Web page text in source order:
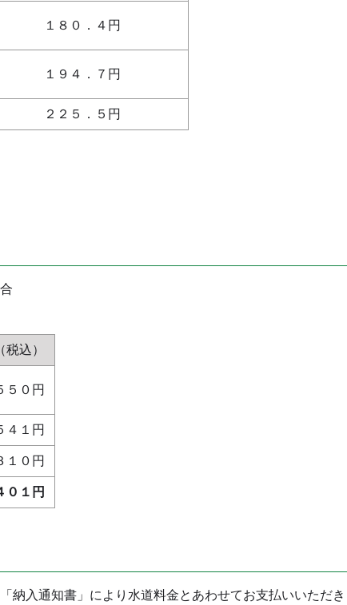
１８０．４円
１９４．７円
２２５．５円
税込）
５０円
４１円
１０円
０１円
納入通知書」により水道料金とあわせてお支払いいただ